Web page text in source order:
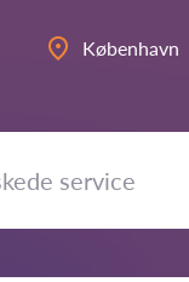
København